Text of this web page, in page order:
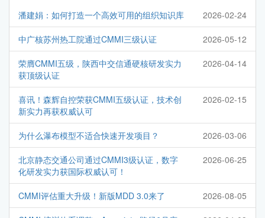
潘建娟：如何打造一个高效可用的组织知识库 2026-02-24
中广核苏州热工院通过CMMI三级认证 2026-05-12
荣膺CMMI五级，陕西中交信通硬核研发实力
获顶级认证
2026-04-14
喜讯！森辉自控荣获CMMI五级认证，技术创
新实力再获权威认可
2026-02-15
为什么瀑布模型不适合快速开发项目？ 2026-03-06
北京静态交通公司通过CMMI3级认证，数字
化研发实力获国际权威认可！
2026-06-25
CMMI评估重大升级！新版MDD 3.0来了 2026-08-05